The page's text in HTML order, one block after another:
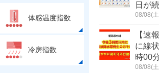
体感温度指数
冷房指数
日が続
08/08(
【速
に線
時00
08/08(